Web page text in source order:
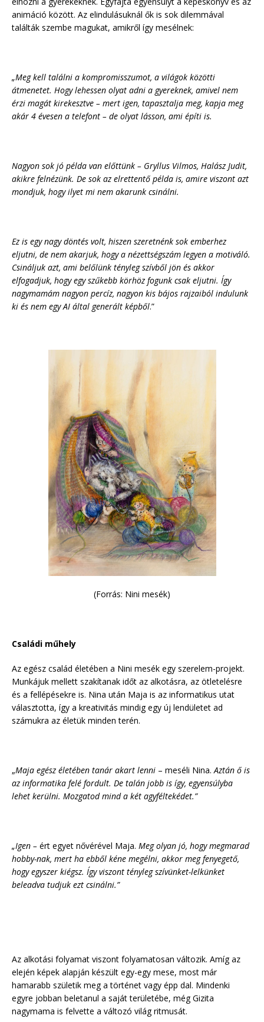
animáció között. Az elindulásuknál ők is sok dilemmával
találták szembe magukat, amikről így mesélnek:
„Meg kell találni a kompromisszumot, a világok közötti
átmenetet. Hogy lehessen olyat adni a gyereknek, amivel nem
érzi magát kirekesztve – mert igen, tapasztalja meg, kapja meg
akár 4 évesen a telefont – de olyat lásson, ami építi is.
Nagyon sok jó példa van előttünk – Gryllus Vilmos, Halász Judit,
akikre felnézünk. De sok az elrettentő példa is, amire viszont azt
mondjuk, hogy ilyet mi nem akarunk csinálni.
Ez is egy nagy döntés volt, hiszen szeretnénk sok emberhez
eljutni, de nem akarjuk, hogy a nézettségszám legyen a motiváló.
Csináljuk azt, ami belőlünk tényleg szívből jön és akkor
elfogadjuk, hogy egy szűkebb körhöz fogunk csak eljutni. Így
nagymamám nagyon percíz, nagyon kis bájos rajzaiból indulunk
ki és nem egy AI által generált képből.”
(Forrás: Nini mesék)
Családi műhely
Az egész család életében a Nini mesék egy szerelem-projekt.
Munkájuk mellett szakítanak időt az alkotásra, az ötletelésre
és a fellépésekre is. Nina után Maja is az informatikus utat
választotta, így a kreativitás mindig egy új lendületet ad
számukra az életük minden terén.
„Maja egész életében tanár akart lenni – meséli Nina. Aztán ő is
az informatika felé fordult. De talán jobb is így, egyensúlyba
lehet kerülni. Mozgatod mind a két agyféltekédet.”
„Igen – ért egyet nővérével Maja. Meg olyan jó, hogy megmarad
hobby-nak, mert ha ebből kéne megélni, akkor meg fenyegető,
hogy egyszer kiégsz. Így viszont tényleg szívünket-lelkünket
beleadva tudjuk ezt csinálni.”
Az alkotási folyamat viszont folyamatosan változik. Amíg az
elején képek alapján készült egy-egy mese, most már
hamarabb születik meg a történet vagy épp dal. Mindenki
egyre jobban beletanul a saját területébe, még Gizita
nagymama is felvette a változó világ ritmusát.